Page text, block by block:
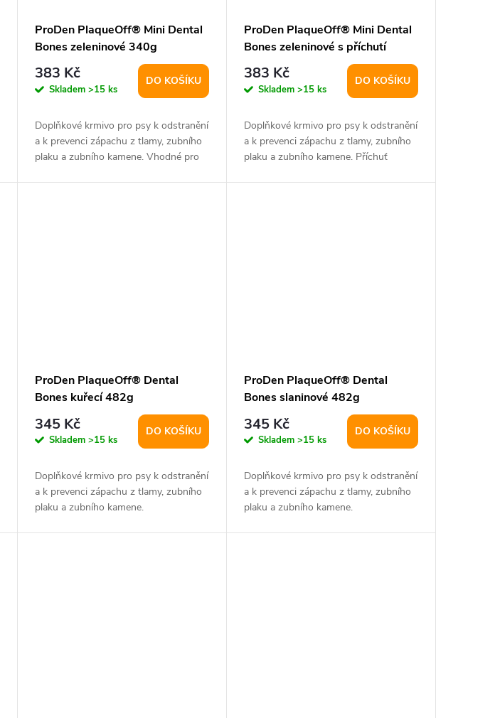
ProDen PlaqueOff® Mini Dental
Bones zeleninové 340g
383 Kč
Skladem >15 ks
DO KOŠÍKU
Doplňkové krmivo pro psy k odstranění
a k prevenci zápachu z tlamy, zubního
plaku a zubního kamene. Vhodné pro
ProDen PlaqueOff® Mini Dental
Bones zeleninové s příchutí
borůvky 340g
383 Kč
Skladem >15 ks
DO KOŠÍKU
Doplňkové krmivo pro psy k odstranění
a k prevenci zápachu z tlamy, zubního
plaku a zubního kamene. Příchuť
ProDen PlaqueOff® Dental
Bones kuřecí 482g
345 Kč
Skladem >15 ks
DO KOŠÍKU
Doplňkové krmivo pro psy k odstranění
a k prevenci zápachu z tlamy, zubního
plaku a zubního kamene.
ProDen PlaqueOff® Dental
Bones slaninové 482g
345 Kč
Skladem >15 ks
DO KOŠÍKU
Doplňkové krmivo pro psy k odstranění
a k prevenci zápachu z tlamy, zubního
plaku a zubního kamene.